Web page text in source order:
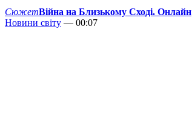
СюжетВійна на Близькому Сході. Онлайн
Новини світу — 00:07